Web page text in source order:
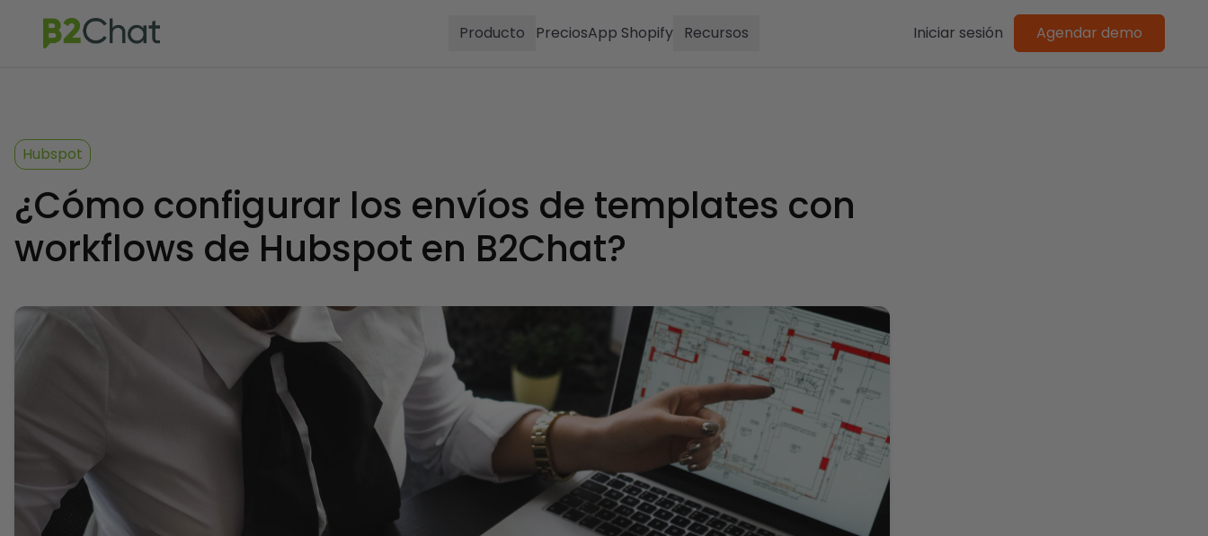
Producto PreciosApp Shopify Recursos Iniciar sesión Agendar demo
Hubspot
¿Cómo configurar los envíos de templates con
workflows de Hubspot en B2Chat?